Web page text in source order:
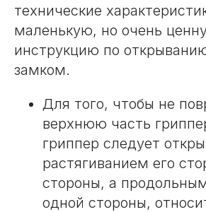
технические
маленькую, но очень
инструкцию по
замком.
Для того, чтобы не
верхнюю часть
гриппер следует
растягиванием его
стороны, а
одной стороны,
ОМ-СЕРВИС
г.Минск, ул. Олешева, 14,
2-й этаж, каб. 2.
Многоканальный
+375 (29) 145-45-69